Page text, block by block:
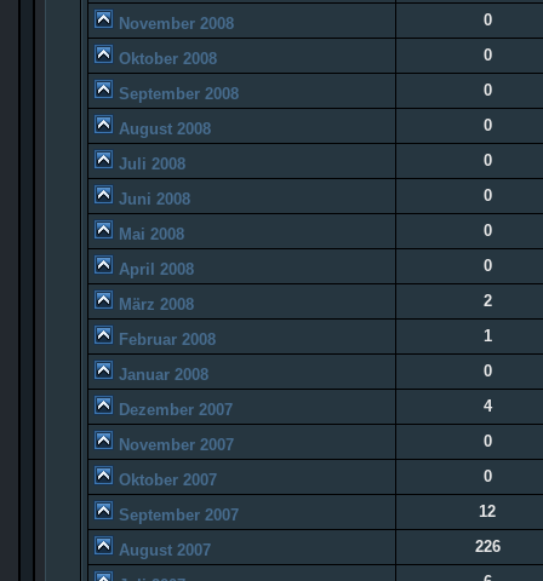
November 2008 0
Oktober 2008 0
September 2008 0
August 2008 0
Juli 2008 0
Juni 2008 0
Mai 2008 0
April 2008 0
März 2008 2
Februar 2008 1
Januar 2008 0
Dezember 2007 4
November 2007 0
Oktober 2007 0
September 2007 12
August 2007 226